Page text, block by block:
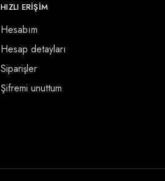
HIZLI ERİŞİM
Hesabım
Hesap detayları
Siparişler
Şifremi unuttum